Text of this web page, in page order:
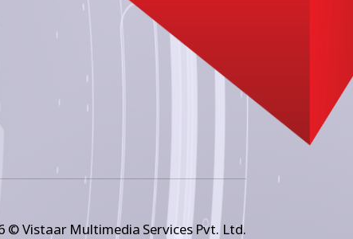
© Vistaar Multimedia Services Pvt. Ltd.